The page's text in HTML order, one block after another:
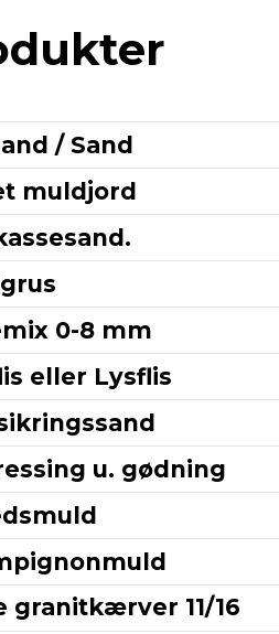
/ Sand
muldjord
0-8 mm
eller Lysflis
u. gødning